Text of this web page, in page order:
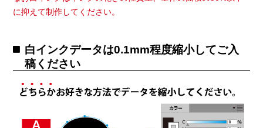
に抑えて制作してください。
白インクデータは0.1mm程度縮小してご入
稿ください